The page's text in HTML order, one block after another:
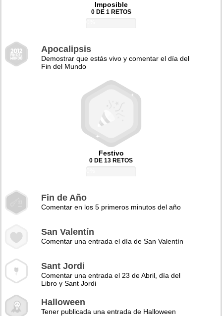
Imposible
0 DE 1 RETOS
Apocalipsis
Demostrar que estás vivo y comentar el día del
Fin del Mundo
Festivo
0 DE 13 RETOS
Fin de Año
Comentar en los 5 primeros minutos del año
San Valentín
Comentar una entrada el día de San Valentín
Sant Jordi
Comentar una entrada el 23 de Abril, día del
Libro y Sant Jordi
Halloween
Tener publicada una entrada de Halloween